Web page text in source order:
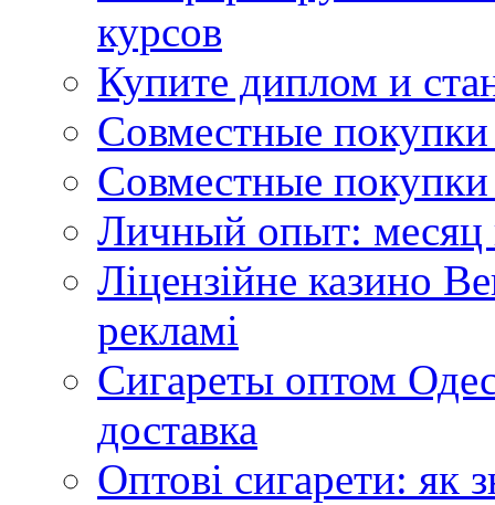
курсов
Купите диплом и
Совместные
Совместные покупки
Личный опыт: месяц
Ліцензійне казино
рекламі
Сигареты оптом
доставка
Оптові сигарети: як